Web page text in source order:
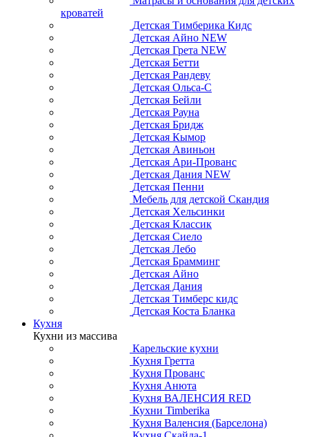
кроватей
Детская Тимберика Кидс
Детская Айно NEW
Детская Грета NEW
Детская Бетти
Детская Рандеву
Детская Ольса-С
Детская Бейли
Детская Рауна
Детская Бридж
Детская Кымор
Детская Авиньон
Детская Ари-Прованс
Детская Дания NEW
Детская Пенни
Мебель для детской Скандия
Детская Хельсинки
Детская Классик
Детская Сиело
Детская Лебо
Детская Брамминг
Детская Айно
Детская Дания
Детская Тимберс кидс
Детская Коста Бланка
Кухня
Кухни из массива
Карельские кухни
Кухня Гретта
Кухня Прованс
Кухня Анюта
Кухня ВАЛЕНСИЯ RED
Кухни Timberika
Кухня Валенсия (Барселона)